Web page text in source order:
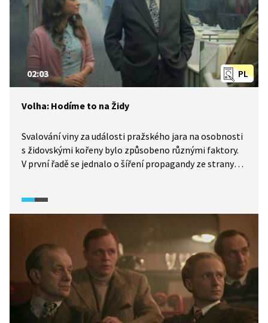
PL
02:03
Volha: Hodíme to na Židy
Svalování viny za události pražského jara na osobnosti
s židovskými kořeny bylo způsobeno různými faktory.
V první řadě se jednalo o šíření propagandy ze strany
intelektuální elita, která stála za reformními
docházelo k návratu antisemitismu v rámci celého
východního bloku. Tento antisemitismus byl často
spojován s antisionismem a zahrnoval například
obvinění z antikomunismu a upřednostňování zájmů
Izraele. V sovětském pojetím byli za sionisty
považováni všichni, kdo měli nějaké židovské předky,
s pravým významem pojmu toto označení nijak